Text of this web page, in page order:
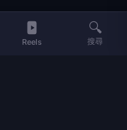
即時新聞、生活、健康、
Reels
🔍
搜尋